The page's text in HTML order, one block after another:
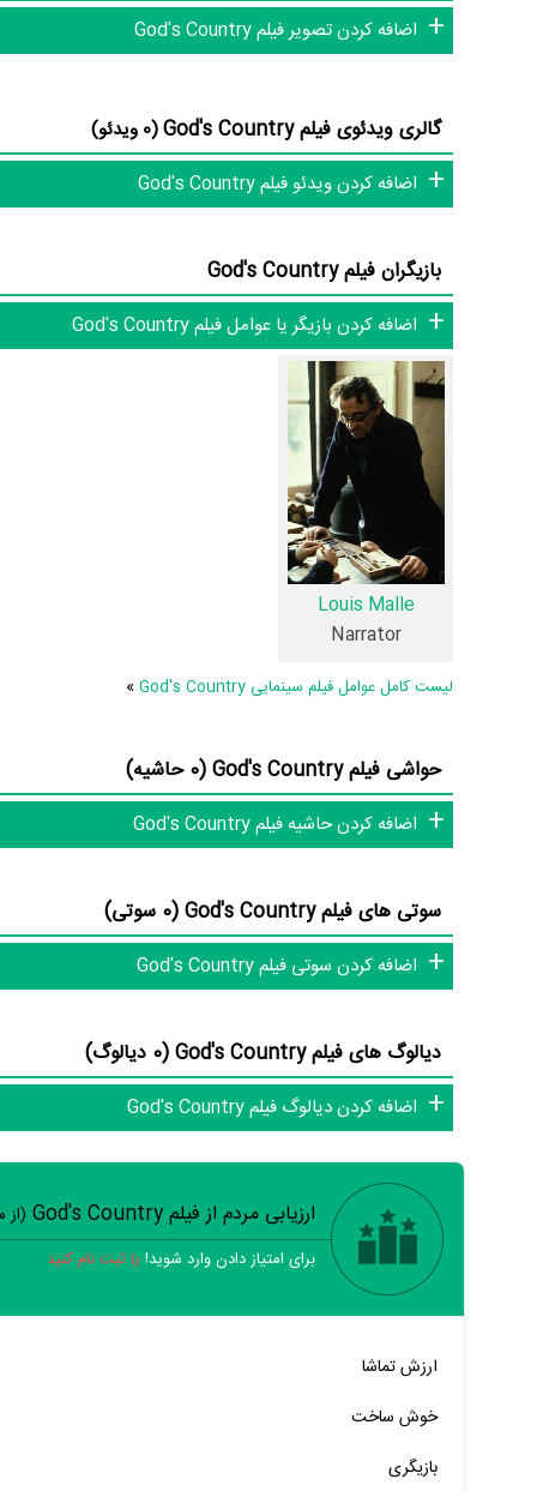
متوسط سن بازیگران God's Country براساس میزان سنی که از آنها در دایرةالمعارف آنلاین سینما و تلویزیون یعنی
داستان فیلم God's Country
از محتوا و داستان فیلم God's Country چقدر اطلاع دارید؟
کشور مزرعه واکنش نشان می داد پیدا کرد. با ماليات هفتگی
ناامیدی و بدبختی از همان شرکت کنندگان را که در نیمه ی یک
مرتبط فیلم God's Country عبارت است از: .
فیلم God's Country و کارنامه فعالیت کارگردان و بازیگران
1 تن از بازیگران God's Country، اولین فعالیت جدی بازیگری خود را در این اثر تجربه کرده است، در واقع در God's Country 1 فیلم اولی بوده است:
میان ما نیست: شادروانLouis Malle
.
عوامل فیلم God's Country
در مجموع بیش از 1 نفر در تولید فیلم God's Country نقش داشته‌اند و هر یک از آنها در
اطلاعات فیلم God's Country
اضافه کردن تصویر فیلم God's Country
گالری ویدئوی فیلم God's Country
(0 ویدئو)
اضافه کردن ویدئو فیلم God's Country
بازیگران فیلم God's Country
اضافه کردن بازیگر یا عوامل فیلم God's Country
Louis Malle
Narrator
لیست کامل عوامل فیلم سینمایی God's Country »
حواشی فیلم God's Country (0 حاشیه)
اضافه کردن حاشیه فیلم God's Country
سوتی های فیلم God's Country (0 سوتی)
اضافه کردن سوتی فیلم God's Country
دیالوگ های فیلم God's Country (0 دیالوگ)
اضافه کردن دیالوگ فیلم God's Country
خیر
خیر
ارزیابی مردم از فیلم God's Country (از
برای امتیاز دادن وارد شوید! یا ثبت نام کنید
ارزش تماشا
خوش ساخت
بازیگری